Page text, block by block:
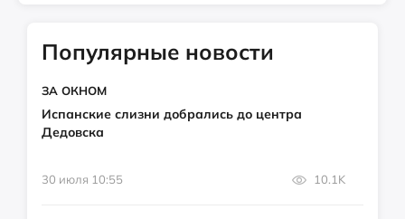
Популярные новости
ЗА ОКНОМ
Испанские слизни добрались до центра
Дедовска
30 июля 10:55 10.1K